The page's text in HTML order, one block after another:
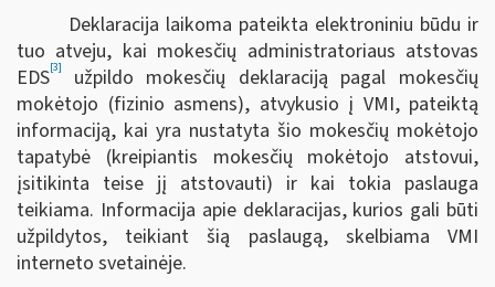
Deklaracija laikoma pateikta elektroniniu būdu ir
tuo atveju, kai mokesčių administratoriaus atstovas
EDS[3]
užpildo mokesčių deklaraciją pagal mokesčių
mokėtojo (fizinio asmens), atvykusio į VMI, pateiktą
informaciją, kai yra nustatyta šio mokesčių mokėtojo
tapatybė (kreipiantis mokesčių mokėtojo atstovui,
įsitikinta teise jį atstovauti) ir kai tokia paslauga
teikiama. Informacija apie deklaracijas, kurios gali būti
užpildytos, teikiant šią paslaugą, skelbiama VMI
interneto svetainėje.